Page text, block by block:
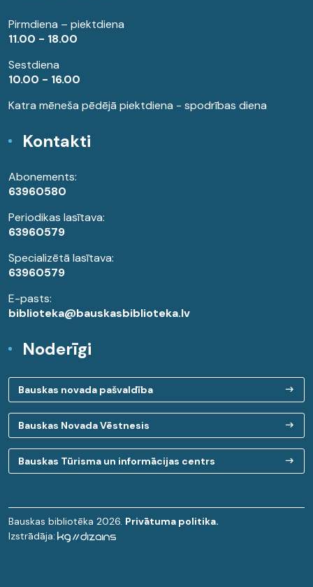
Pirmdiena – piektdiena
11.00 - 18.00
Sestdiena
10.00 - 16.00
Katra mēneša pēdējā piektdiena - spodrības diena
Kontakti
Abonements:
63960580
Periodikas lasītava:
63960579
Specializētā lasītava:
63960579
E-pasts:
biblioteka@bauskasbiblioteka.lv
Noderīgi
Bauskas novada pašvaldība
Bauskas Novada Vēstnesis
Bauskas Tūrisma un informācijas centrs
Bauskas bibliotēka 2026. Privātuma politika.
Izstrādāja: